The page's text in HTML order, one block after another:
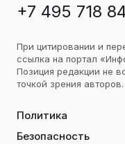
+7 495 718
При цитировании и
ссылка на портал
Позиция редакции не
точкой зрения авторов.
Политика
Безопасность